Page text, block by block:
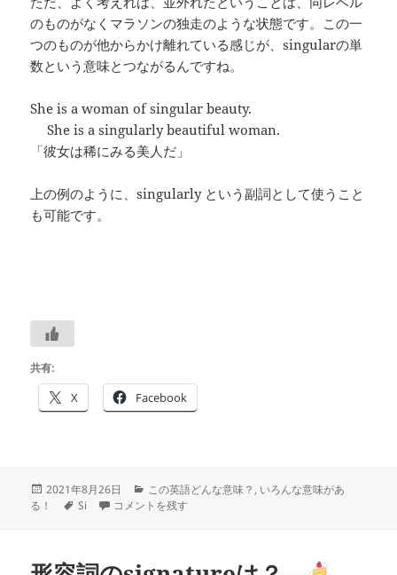
のものがなくマラソンの独走のような状態です。この一
つのものが他からかけ離れている感じが、singularの単
数という意味とつながるんですね。
She is a woman of singular beauty.
She is a singularly beautiful woman.
「彼女は稀にみる美人だ」
上の例のように、singularly という副詞として使うこと
も可能です。
共有:
X Facebook
投
稿
2021年8月26日
カ
テ
この英語どんな意味？ , いろんな意味があ
る！
タ
Si 「単数形」ではない singular は？―
コメントを残す